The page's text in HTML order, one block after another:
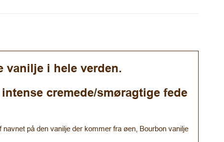
vanilje i hele verden.
cremede/smøragtige fede
på den vanilje der kommer fra øen, Bourbon vanilje